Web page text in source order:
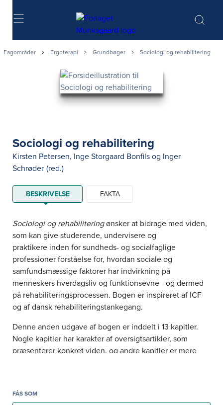
Søg
Fagområder Ergoterapi Grundbøger Sociologi og rehabilitering
Sociologi og rehabilitering
Kirsten Petersen, Inge Storgaard Bonfils og Inger
Schrøder (red.)
BESKRIVELSE FAKTA
Sociologi og rehabiliteringønsker at bidrage med viden,
som kan give studerende, undervisere og
praktikere inden for sundheds- og socialfaglige
professioner forståelse for, hvordan sociale og
samfundsmæssige faktorer har indvirkning på
menneskers hverdagsliv og funktionsevne - og dermed
på rehabiliteringsprocessen. Bogen er inspireret af ICF
og af dansk rehabiliteringstankegang.
Denne anden udgave af bogen er inddelt i 13 kapitler.
Nogle kapitler har karakter af oversigtsartikler, som
præsenterer konkret viden, og andre kapitler er mere
rehabiliteringspraksis. Koblingen mellem sociologi
FÅS SOM